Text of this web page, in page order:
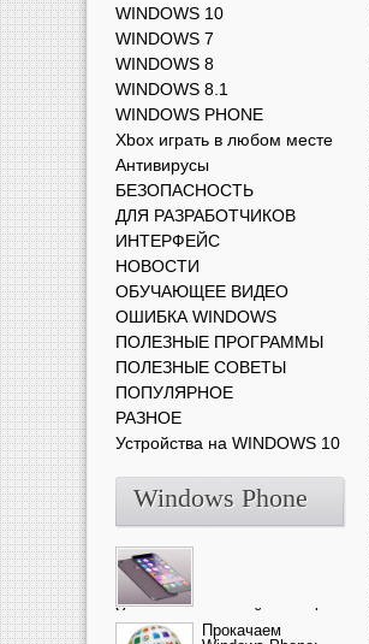
WINDOWS 10
WINDOWS 7
WINDOWS 8
WINDOWS 8.1
WINDOWS PHONE
Xbox играть в любом месте
Антивирусы
БЕЗОПАСНОСТЬ
ДЛЯ РАЗРАБОТЧИКОВ
ИНТЕРФЕЙС
НОВОСТИ
ОБУЧАЮЩЕЕ ВИДЕО
ОШИБКА WINDOWS
ПОЛЕЗНЫЕ ПРОГРАММЫ
ПОЛЕЗНЫЕ СОВЕТЫ
ПОПУЛЯРНОЕ
РАЗНОЕ
Устройства на WINDOWS 10
Windows Phone
Ультрасовременный смартфон
— это новика от компании Ap...
Прокачаем